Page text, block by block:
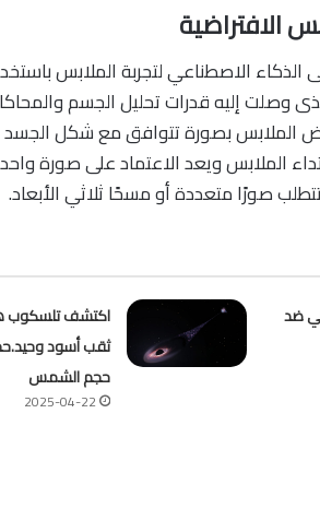
الافتراضية
الاصطناعي لتجربة الملابس
إليه قدرات تحليل الجسم
الملابس بصورة تتوافق مع شكل الجسد
الملابس ويعد الاعتماد على صورة
صورًا متعددة أو مسحًا ثلاثي الأبعاد.
ضد
اكتشف تلسكوب
ثقب أسود
حجم الشمس
2025-04-22